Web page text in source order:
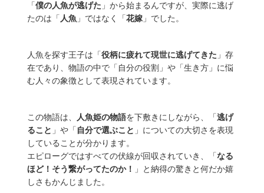
「僕の人魚が逃げた 」から始まるんですが、実際に逃げ
たのは「 人魚 」ではなく「花嫁」でした。
人魚を探す王子は「役柄に疲れて現世に逃げてきた 」存
在であり、物語の中で「自分の役割」や「生き方」に悩
む人々の象徴として表現されています。
この物語は、 人魚姫の物語を下敷きにしながら、「逃げ
ること 」や「 自分で選ぶこと 」についての大切さを表現
していることが分かります。
エピローグではすべての伏線が回収されていき、「なる
ほど！そう繋がってたのか！
」と納得の驚きと何だか嬉
しさもかんじました。